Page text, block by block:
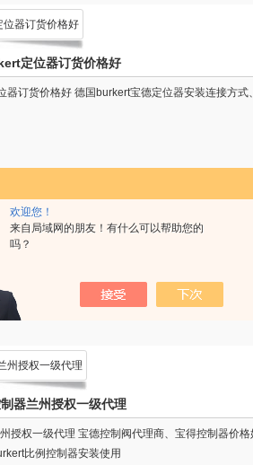
欢迎您！
来自局域网的朋友！有什么可以帮助您的
吗？
定位器订货价格好
器订货价格好 德国burkert宝德定位器安装连接方式
器东北授权代理商
北授权代理商 宝德BURKERT定位器*价格好、
器兰州授权一级代理
授权一级代理 宝德控制阀代理商、宝得控制器价
比例控制器安装使用